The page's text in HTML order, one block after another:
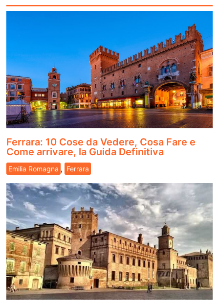
Ferrara: 10 Cose da Vedere, Cosa Fare e
Come arrivare, la Guida Definitiva
Emilia Romagna , Ferrara